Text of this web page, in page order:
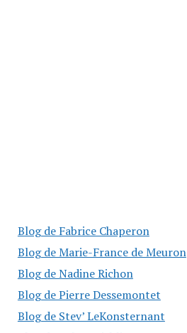
Blog de Fabrice Chaperon
Blog de Marie-France de Meuron
Blog de Nadine Richon
Blog de Pierre Dessemontet
Blog de Stev’ LeKonsternant